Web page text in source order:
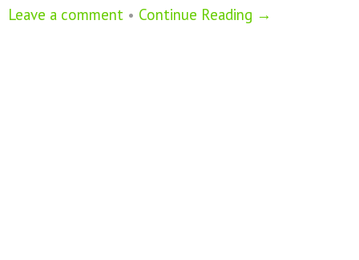
Leave a comment • Continue Reading →